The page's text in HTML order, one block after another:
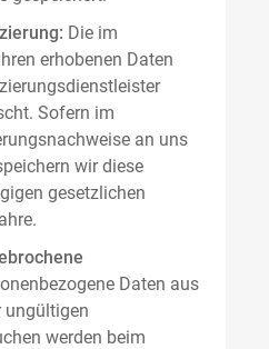
Die im
erhobenen Daten
Sofern im
an uns
wir diese
gesetzlichen
Daten aus
ungültigen
werden beim